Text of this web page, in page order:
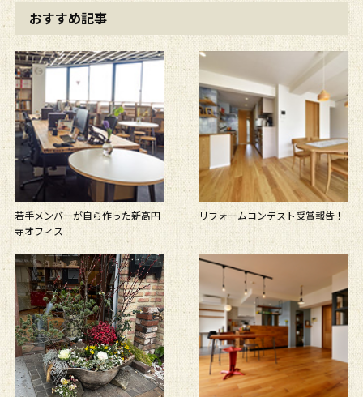
おすすめ記事
若手メンバーが自ら作った新高円
寺オフィス
リフォームコンテスト受賞報告！